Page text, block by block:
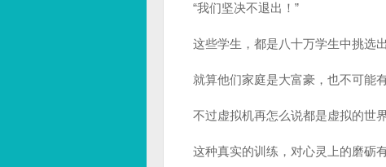
“我们坚决不退出！”
这些学生，都是八十万学生中挑选
就算他们家庭是大富豪，也不可能
不过虚拟机再怎么说都是虚拟的世
这种真实的训练，对心灵上的磨砺有